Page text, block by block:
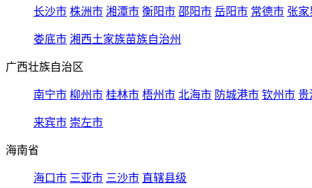
长沙市 株洲市 湘潭市 衡阳市 邵阳市 岳阳市 常德市 张家
娄底市 湘西土家族苗族自治州
广西壮族自治区
南宁市 柳州市 桂林市 梧州市 北海市 防城港市 钦州市 贵
来宾市 崇左市
海南省
海口市 三亚市 三沙市 直辖县级